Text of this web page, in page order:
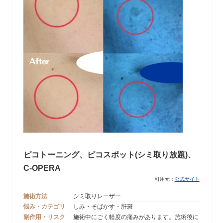
ピコトーニング、ピコスポット(シミ取り放題)、
C-OPERA
引用元： 公式サイト
施術方法
シミ取りレーザー
悩み・カテゴリ
しみ・そばかす・肝斑
副作用・リスク
施術中にごく軽度の痛みがあります。施術後に